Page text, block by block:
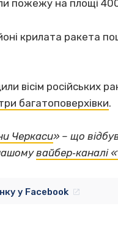
пожежу на площі
крилата ракета
вісім російських
багатоповерхівки.
Черкаси» – що
вайбер‐каналі
у Facebook